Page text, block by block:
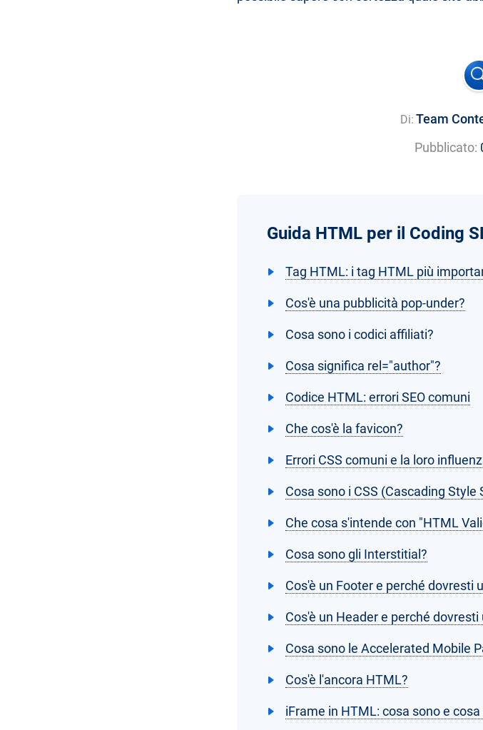
Di: Team
Pubblicato:
Guida HTML per il Coding
Tag HTML: i tag HTML più
Cos'è una pubblicità pop-under?
Cosa sono i codici affiliati?
Cosa significa rel="author"?
Codice HTML: errori SEO comuni
Che cos'è la favicon?
Errori CSS comuni e la loro
Cosa sono i CSS (Cascading Style
Che cosa s'intende con "HTML
Cosa sono gli Interstitial?
Cos'è un Footer e perché dovresti
Cos'è un Header e perché
Cosa sono le Accelerated Mobile
Cos'è l'ancora HTML?
iFrame in HTML: cosa sono e